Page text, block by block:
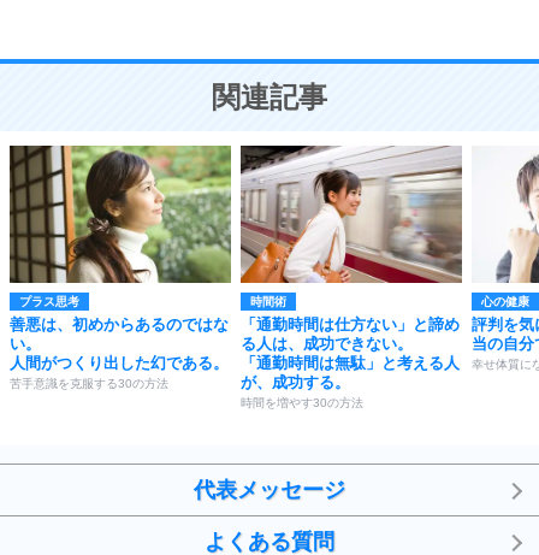
ことが大切。
関連記事
プラス思考
善悪は、初めからあるのではな
い。
人間がつくり出した幻である。
苦手意識を克服する30の方法
時間術
「通勤時間は仕方ない」と諦め
る人は、成功できない。
「通勤時間は無駄」と考える人
が、成功する。
時間を増やす30の方法
心の健康
評判を気
当の自分
幸せ体質に
代表メッセージ
よくある質問